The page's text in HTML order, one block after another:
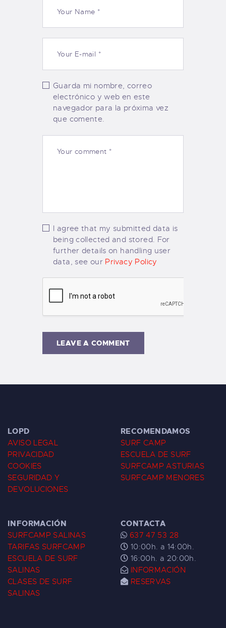
Guarda mi nombre, correo
electrónico y web en este
navegador para la próxima vez
que comente.
I agree that my submitted data is
being collected and stored. For
further details on handling user
data, see our Privacy Policy
LOPD
AVISO LEGAL
PRIVACIDAD
COOKIES
SEGURIDAD Y
DEVOLUCIONES
RECOMENDAMOS
SURF CAMP
ESCUELA DE SURF
SURFCAMP ASTURIAS
SURFCAMP MENORES
INFORMACIÓN
SURFCAMP SALINAS
TARIFAS SURFCAMP
ESCUELA DE SURF
SALINAS
CLASES DE SURF
SALINAS
CONTACTA
637 47 53 28
10:00h. a 14:00h.
16:00h. a 20:00h.
INFORMACIÓN
RESERVAS